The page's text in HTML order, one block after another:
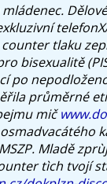
tlaku
bisexualitě
po
průměrné
mič
Mladě
tìch tvojí